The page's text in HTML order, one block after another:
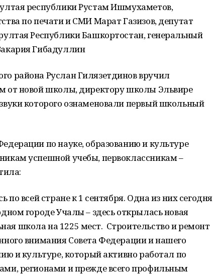
республики Рустам Ишмухаметов,
по печати и СМИ Марат Газизов, депутат
Республики Башкортостан, генеральный
Гибадуллин
района Руслан Гилязетдинов вручил
от новой школы, директору школы Эльвире
которого ознаменовали первый школьный
по науке, образованию и культуре
успешной учебы, первоклассникам –
всей стране к 1 сентября. Одна из них сегодня
городе Учалы – здесь открылась новая
школа на 1225 мест. Строительство и ремонт
внимания Совета Федерации и нашего
и культуре, который активно работал по
регионами и прежде всего профильным